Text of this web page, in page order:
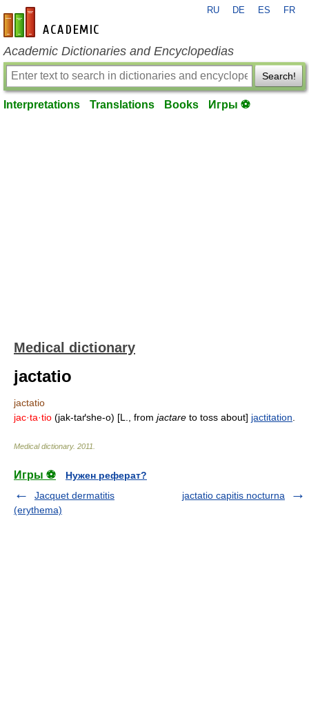
en-academic.com
RU DE ES FR
Academic Dictionaries and Encyclopedias
Search!
Interpretations Translations Books Игры ⚽
Medical dictionary
jactatio
jactatio
jac·ta·tio (jak-taґshe-o) [L., from jactare to toss about] jactitation
Medical dictionary. 2011
Игры ⚽
Нужен реферат?
Jacquet dermatitis
(erythema)
jactatio capitis nocturna